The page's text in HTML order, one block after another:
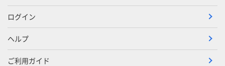
ログイン
ヘルプ
ご利用ガイド